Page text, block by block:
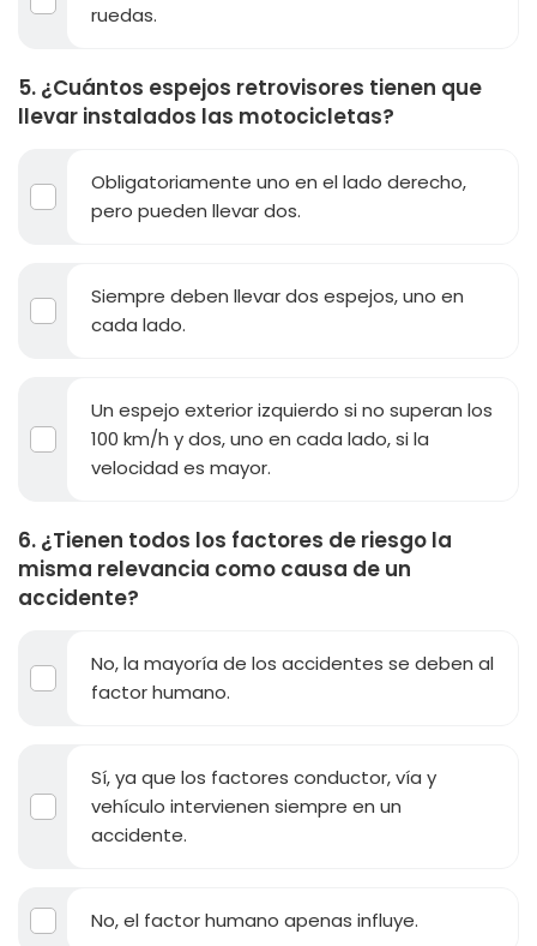
ruedas.
5. ¿Cuántos espejos retrovisores tienen que
llevar instalados las motocicletas?
Obligatoriamente uno en el lado derecho,
pero pueden llevar dos.
Siempre deben llevar dos espejos, uno en
cada lado.
Un espejo exterior izquierdo si no superan los
100 km/h y dos, uno en cada lado, si la
velocidad es mayor.
6. ¿Tienen todos los factores de riesgo la
misma relevancia como causa de un
accidente?
No, la mayoría de los accidentes se deben al
factor humano.
Sí, ya que los factores conductor, vía y
vehículo intervienen siempre en un
accidente.
No, el factor humano apenas influye.